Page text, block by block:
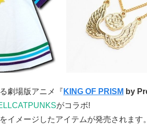
劇場版アニメ『 KING OF PRISM by
がコラボ!
イメージしたアイテムが発売されます。